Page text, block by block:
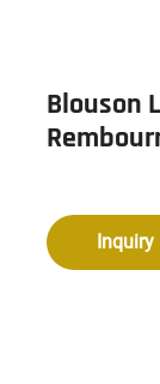
Blouson
Inquiry